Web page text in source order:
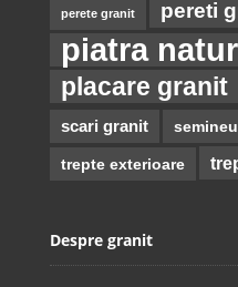
perete granit pereti
piatra
placare granit
scari granit
trepte exterioare
Despre granit